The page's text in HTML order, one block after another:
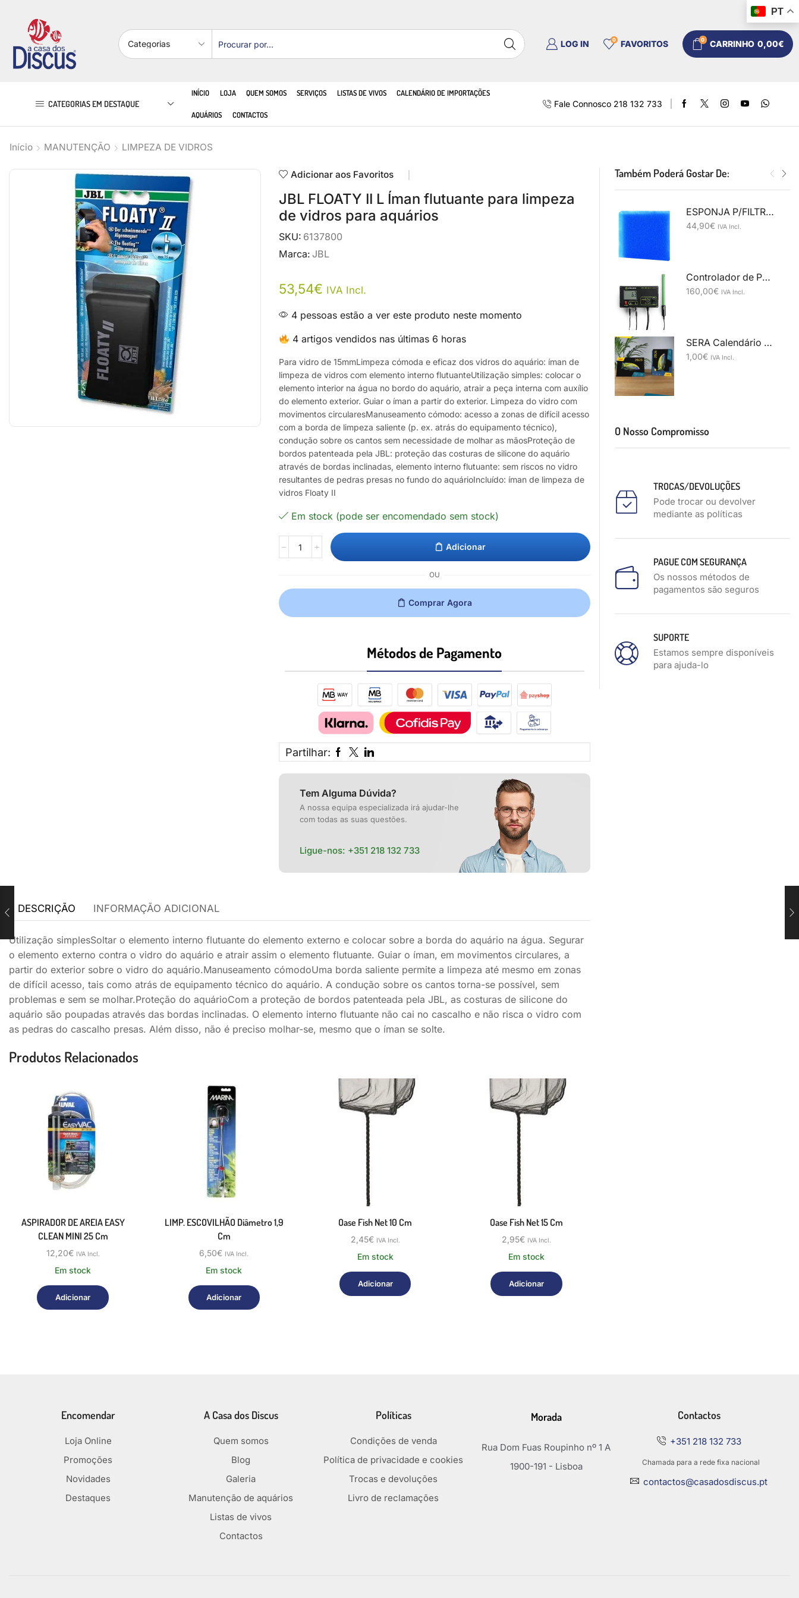
LOG IN 0 FAVORITOS 0 CARRINHO 0,00€
CATEGORIAS EM DESTAQUE
INÍCIO LOJA QUEM SOMOS SERVIÇOS LISTAS DE VIVOS CALENDÁRIO DE IMPORTAÇÕES
AQUÁRIOS CONTACTOS
Fale Connosco 218 132 733
Início MANUTENÇÃO LIMPEZA DE VIDROS
Adicionar aos Favoritos
JBL FLOATY II L Íman flutuante para limpeza
de vidros para aquários
SKU: 6137800
Marca: JBL
53,54€ IVA Incl.
4 pessoas estão a ver este produto neste momento
4 artigos vendidos nas últimas 6 horas
Para vidro de 15mmLimpeza cómoda e eficaz dos vidros do aquário: íman de
limpeza de vidros com elemento interno flutuanteUtilização simples: colocar o
elemento interior na água no bordo do aquário, atrair a peça interna com auxílio
do elemento exterior. Guiar o íman a partir do exterior. Limpeza do vidro com
movimentos circularesManuseamento cómodo: acesso a zonas de difícil acesso
com a borda de limpeza saliente (p. ex. atrás do equipamento técnico),
condução sobre os cantos sem necessidade de molhar as mãosProteção de
bordos patenteada pela JBL: proteção das costuras de silicone do aquário
através de bordas inclinadas, elemento interno flutuante: sem riscos no vidro
resultantes de pedras presas no fundo do aquárioIncluído: íman de limpeza de
vidros Floaty II
Em stock (pode ser encomendado sem stock)
Adicionar
OU
Comprar Agora
Métodos de Pagamento​
Partilhar:
Tem Alguma Dúvida?
A nossa equipa especializada irá ajudar-lhe
com todas as suas questões.
Ligue-nos: +351 218 132 733
DESCRIÇÃO INFORMAÇÃO ADICIONAL
Utilização simplesSoltar o elemento interno flutuante do elemento externo e colocar sobre a borda do aquário na água. Segurar
o elemento externo contra o vidro do aquário e atrair assim o elemento flutuante. Guiar o íman, em movimentos circulares, a
partir do exterior sobre o vidro do aquário.Manuseamento cómodoUma borda saliente permite a limpeza até mesmo em zonas
de difícil acesso, tais como atrás de equipamento técnico do aquário. A condução sobre os cantos torna-se possível, sem
problemas e sem se molhar.Proteção do aquárioCom a proteção de bordos patenteada pela JBL, as costuras de silicone do
aquário são poupadas através das bordas inclinadas. O elemento interno flutuante não cai no cascalho e não risca o vidro com
as pedras do cascalho presas. Além disso, não é preciso molhar-se, mesmo que o íman se solte.
Produtos Relacionados
ASPIRADOR DE AREIA EASY
CLEAN MINI 25 Cm
12,20€ IVA Incl.
Em stock
Adicionar
LIMP. ESCOVILHÃO Diâmetro 1,9
Cm
6,50€ IVA Incl.
Em stock
Adicionar
Oase Fish Net 10 Cm
2,45€ IVA Incl.
Em stock
Adicionar
Oase Fish Net 15 Cm
2,95€ IVA Incl.
Em stock
Adicionar
Também Poderá Gostar De:
ESPONJA P/FILTRO 50X50X10CM Grossa
44,90€ IVA Incl.
Controlador de PH MC122 milwaukee
160,00€ IVA Incl.
SERA Calendário 2026 . Unidos pela conservação de espécies
1,00€ IVA Incl.
O Nosso Compromisso
TROCAS/DEVOLUÇÕES
Pode trocar ou devolver
mediante as políticas
PAGUE COM SEGURANÇA
Os nossos métodos de
pagamentos são seguros
SUPORTE
Estamos sempre disponíveis
para ajuda-lo
Encomendar
Loja Online
Promoções
Novidades
Destaques
A Casa dos Discus
Quem somos
Blog
Galeria
Manutenção de aquários
Listas de vivos
Contactos
Políticas
Condições de venda
Política de privacidade e cookies
Trocas e devoluções
Livro de reclamações
Morada
Rua Dom Fuas Roupinho nº 1 A
1900-191 - Lisboa
Contactos
+351 218 132 733
Chamada para a rede fixa nacional
contactos@casadosdiscus.pt
PT